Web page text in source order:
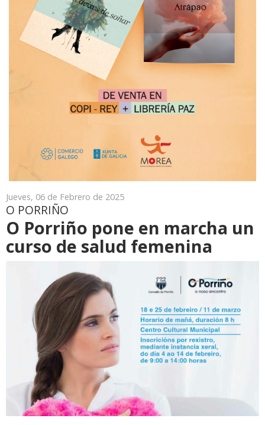
Jueves, 06 de Febrero de 2025
O PORRIÑO
O Porriño pone en marcha un
curso de salud femenina